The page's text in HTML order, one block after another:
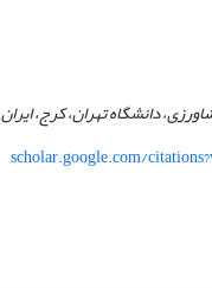
دانشگاه تهران، کرج، ایران
scholar.google.com/